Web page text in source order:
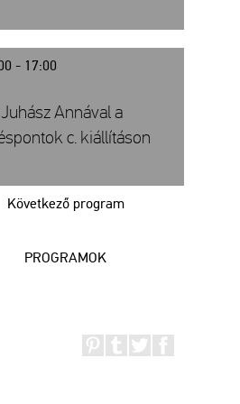
- 17:00
Következő program
Annával a
c. kiállításon
PROGRAMOK